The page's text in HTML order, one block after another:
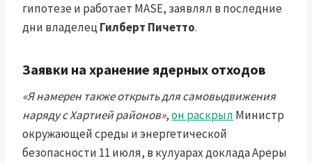
гипотезе и работает MASE, заявлял в последние
дни владелецГилберт Пичетто.
Заявки на хранение ядерных отходов
«Я намерен также открыть для самовыдвижения
наряду с Хартией районов»,он раскрыл Министр
окружающей среды и энергетической
безопасности 11 июля, в кулуарах доклада Ареры